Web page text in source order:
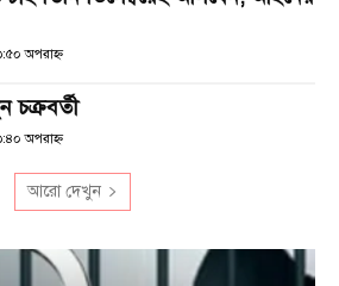
অপরাহ্ণ
চক্রবর্তী
অপরাহ্ণ
আরো দেখুন